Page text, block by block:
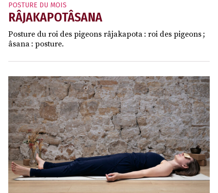
POSTURE DU MOIS
RÂJAKAPOTÂSANA
Posture du roi des pigeons râjakapota : roi des pigeons ;
âsana : posture.